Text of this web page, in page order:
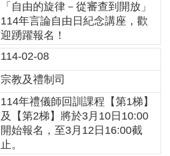
「自由的旋律－從審查到開放」
114年言論自由日紀念講座，歡
迎踴躍報名！
114-02-08
宗教及禮制司
114年禮儀師回訓課程【第1梯】
及【第2梯】將於3月10日10:00
開始報名，至3月12日16:00截
止。